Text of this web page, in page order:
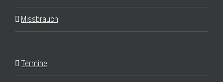
Missbrauch
Termine